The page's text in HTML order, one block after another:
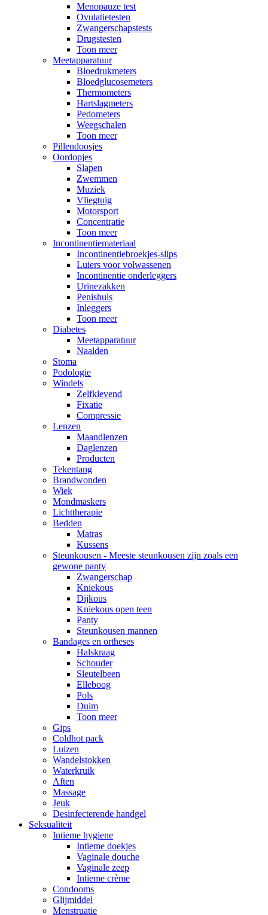
Menopauze test
Ovulatietesten
Zwangerschapstests
Drugstesten
Toon meer
Meetapparatuur
Bloedrukmeters
Bloedglucosemeters
Thermometers
Hartslagmeters
Pedometers
Weegschalen
Toon meer
Pillendoosjes
Oordopjes
Slapen
Zwemmen
Muziek
Vliegtuig
Motorsport
Concentratie
Toon meer
Incontinentiemateriaal
Incontinentiebroekjes-slips
Luiers voor volwassenen
Incontinentie onderleggers
Urinezakken
Penishuls
Inleggers
Toon meer
Diabetes
Meetapparatuur
Naalden
Stoma
Podologie
Windels
Zelfklevend
Fixatie
Compressie
Lenzen
Maandlenzen
Daglenzen
Producten
Tekentang
Brandwonden
Wiek
Mondmaskers
Lichttherapie
Bedden
Matras
Kussens
Steunkousen - Meeste steunkousen zijn zoals een
gewone panty
Zwangerschap
Kniekous
Dijkous
Kniekous open teen
Panty
Steunkousen mannen
Bandages en ortheses
Halskraag
Schouder
Sleutelbeen
Elleboog
Pols
Duim
Toon meer
Gips
Coldhot pack
Luizen
Wandelstokken
Waterkruik
Aften
Massage
Jeuk
Desinfecterende handgel
Seksualiteit
Intieme hygiene
Intieme doekjes
Vaginale douche
Vaginale zeep
Intieme crème
Condooms
Glijmiddel
Menstruatie